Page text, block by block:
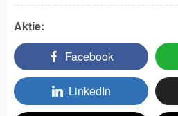
Aktie:
Facebook
LinkedIn